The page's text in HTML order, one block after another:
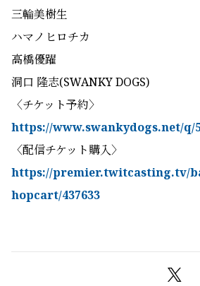
三輪美樹生
ハマノヒロチカ
高橋優躍
洞口 隆志(SWANKY DOGS)
〈チケット予約〉
https://www.swankydogs.net/q/
〈配信チケット購入〉
https://premier.twitcasting.tv/
hopcart/437633